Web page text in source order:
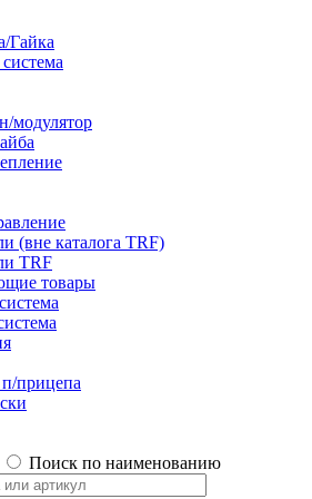
Гайка
модулятор
(вне каталога TRF)
TRF
товары
прицепа
Поиск по наименованию